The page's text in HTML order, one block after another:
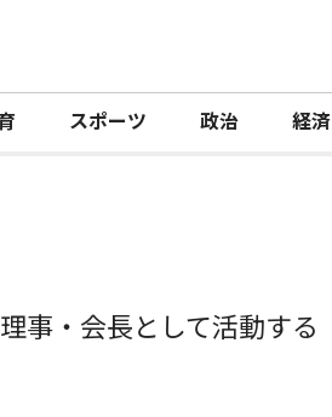
スポーツ 政治 経済
事・会長として活動する